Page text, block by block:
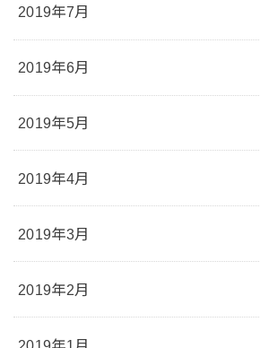
2019年7月
2019年6月
2019年5月
2019年4月
2019年3月
2019年2月